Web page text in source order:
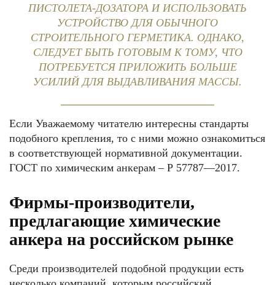
ПИСТОЛЕТА-ДОЗАТОРА И ИСПОЛЬЗОВАТЬ
УСТРОЙСТВО ДЛЯ ОБЫЧНОГО
СТРОИТЕЛЬНОГО ГЕРМЕТИКА. ОДНАКО,
СЛЕДУЕТ БЫТЬ ГОТОВЫМ К ТОМУ, ЧТО
ПОТРЕБУЕТСЯ ПРИЛОЖИТЬ БОЛЬШЕ
УСИЛИЙ ДЛЯ ВЫДАВЛИВАНИЯ МАССЫ.
Если Уважаемому читателю интересны стандарты
подобного крепления, то с ними можно ознакомиться
в соответствующей нормативной документации.
ГОСТ по химическим анкерам – Р 57787—2017.
Фирмы-производители,
предлагающие химические
анкера на российском рынке
Среди производителей подобной продукции есть